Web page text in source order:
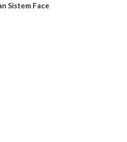
Sistem Face